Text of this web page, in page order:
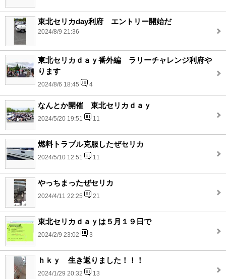
東北セリカday利府 エントリー開始だ
2024/8/9 21:36
東北セリカｄａｙ番外編 ラリーチャレンジ利府や
ります
2024/8/6 18:45 4
なんとか開催 東北セリカｄａｙ
2024/5/20 19:51 11
燃料トラブル克服したぜセリカ
2024/5/10 12:51 11
やっちまったぜセリカ
2024/4/11 22:25 21
東北セリカｄａｙは５月１９日で
2024/2/9 23:02 3
ｈｋｙ 生き返りました！！！
2024/1/29 20:32 13